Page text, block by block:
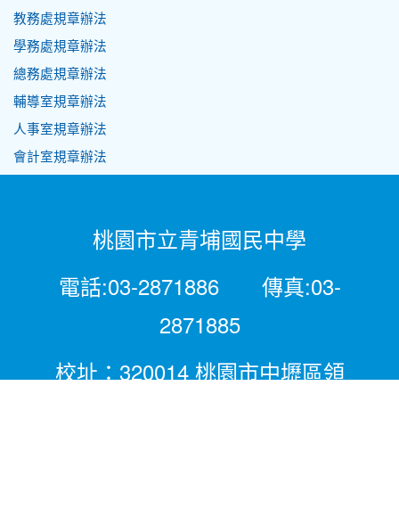
教務處規章辦法
學務處規章辦法
總務處規章辦法
輔導室規章辦法
人事室規章辦法
會計室規章辦法
桃園市立青埔國民中學
電話:03-2871886 傳真:03-
2871885
校址：320014 桃園市中壢區領